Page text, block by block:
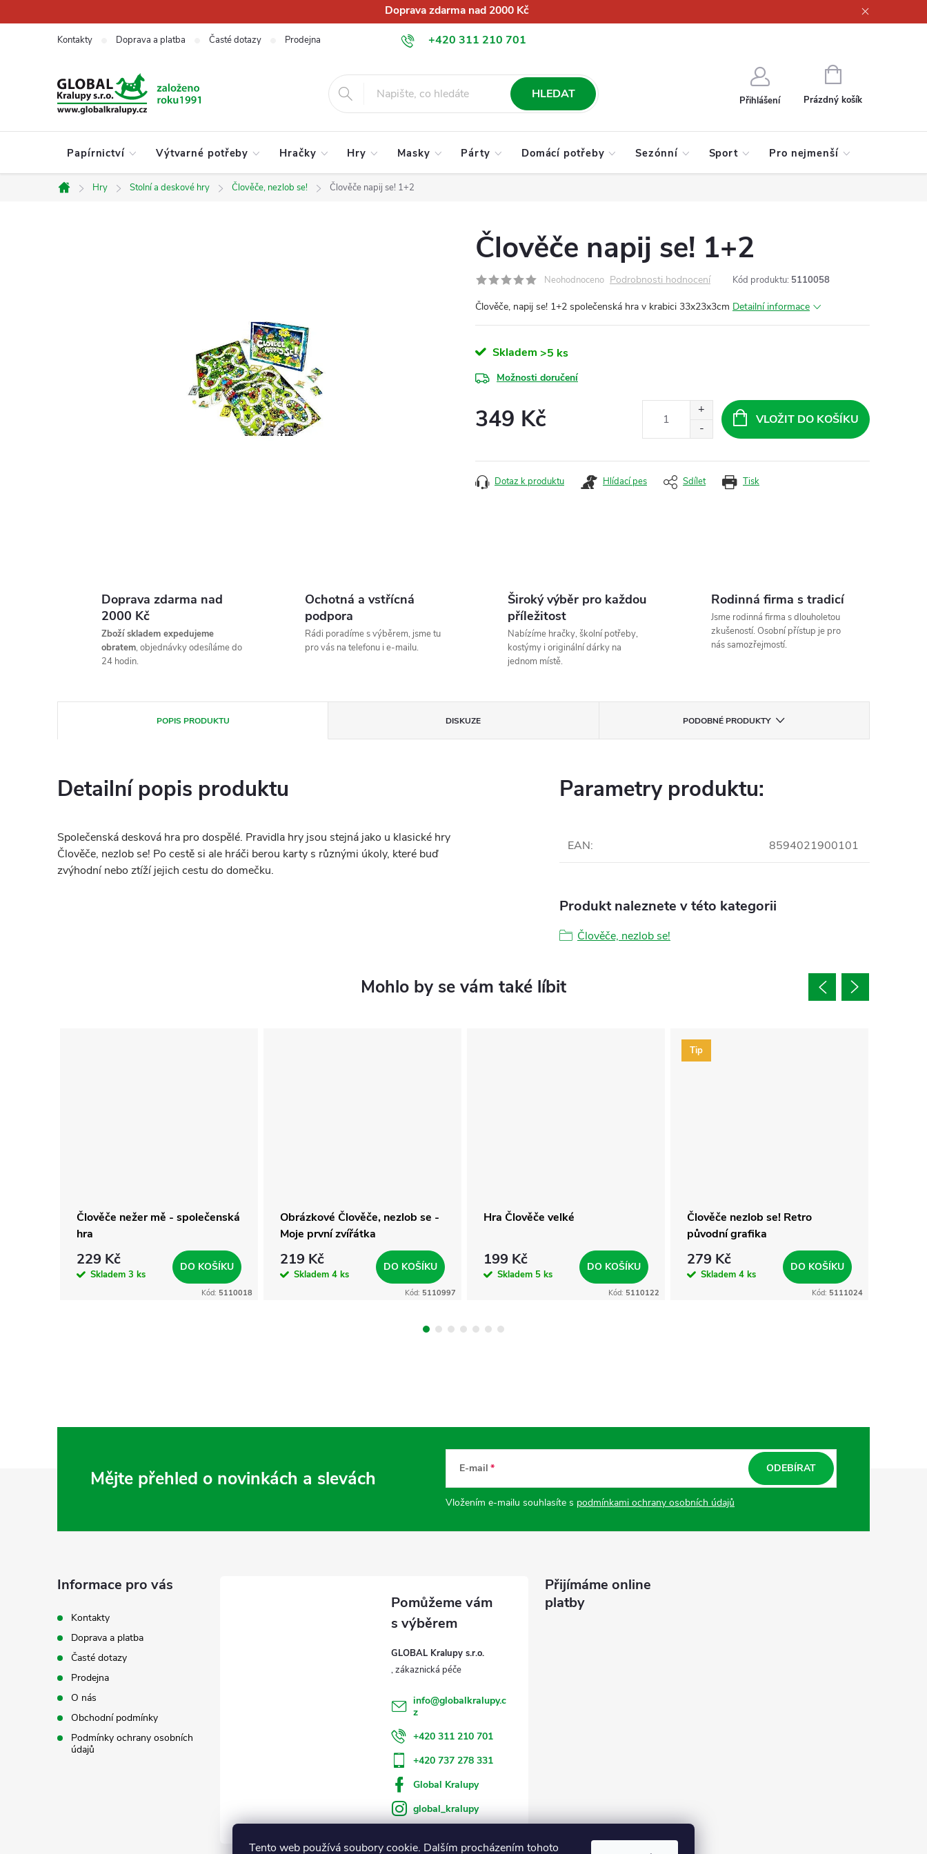
Tento web používá soubory cookie. Dalším procházením tohoto
na
Doprava zdarma nad 2000 Kč
+420 311 210 701
info@globalkralupy.cz
Kontakty Doprava a platba Časté dotazy Prodejna Obchodní podmínky Podmínky ochrany osobních údajů
HLEDAT Přihlášení
NÁKUPNÍ
KOŠÍK
Prázdný košík
Papírnictví Výtvarné potřeby Hračky Hry Masky Párty Domácí potřeby Sezónní Sport Pro nejmenší
Domů
Hry Stolní a deskové hry Člověče, nezlob se! Člověče napij se! 1+2
Člověče napij se! 1+2
Neohodnoceno Podrobnosti hodnocení Kód produktu: 5110058
Člověče, napij se! 1+2 společenská hra v krabici 33x23x3cm Detailní informace
Skladem >5 ks
Možnosti doručení
349 Kč VLOŽIT DO KOŠÍKU
Tisk
Dotaz k produktu Hlídací pes Sdílet
Doprava zdarma nad
2000 Kč
Zboží skladem expedujeme
obratem, objednávky odesíláme do
24 hodin.
Ochotná a vstřícná
podpora
Rádi poradíme s výběrem, jsme tu
pro vás na telefonu i e-mailu.
Široký výběr pro každou
příležitost
Nabízíme hračky, školní potřeby,
kostýmy i originální dárky na
jednom místě.
Rodinná firma s tradicí
Jsme rodinná firma s dlouholetou
zkušeností. Osobní přístup je pro
nás samozřejmostí.
POPIS PRODUKTU DISKUZE PODOBNÉ PRODUKTY
Detailní popis produktu
Společenská desková hra pro dospělé. Pravidla hry jsou stejná jako u klasické hry
Člověče, nezlob se! Po cestě si ale hráči berou karty s různými úkoly, které buď
zvýhodní nebo ztíží jejich cestu do domečku.
Parametry produktu:
EAN: 8594021900101
Produkt naleznete v této kategorii
Člověče, nezlob se!
Člověče nežer mě - společenská
hra
229 Kč
Skladem 3 ks
DO KOŠÍKU
Kód: 5110018
Obrázkové Člověče, nezlob se -
Moje první zvířátka
219 Kč
Skladem 4 ks
DO KOŠÍKU
Kód: 5110997
Hra Člověče velké
199 Kč
Skladem 5 ks
DO KOŠÍKU
Kód: 5110122
Tip
Člověče nezlob se! Retro
původní grafika
279 Kč
Skladem 4 ks
DO KOŠÍKU
Kód: 5111024
Mějte přehled o novinkách a slevách E-mail
Vložením e-mailu souhlasíte s podmínkami ochrany osobních údajů
ODEBÍRAT
Informace pro vás
Kontakty
Doprava a platba
Časté dotazy
Prodejna
O nás
Obchodní podmínky
Podmínky ochrany osobních
údajů
GLOBAL Kralupy s.r.o.
info@globalkralupy.c
z
+420 311 210 701
+420 737 278 331
Global Kralupy
global_kralupy
Přijímáme online
platby